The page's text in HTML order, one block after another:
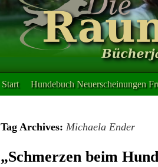
Start Hundebuch Neuerscheinungen
Tag Archives: Michaela Ender
„Schmerzen beim